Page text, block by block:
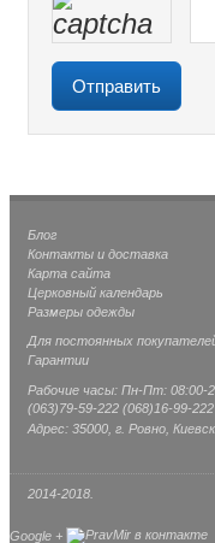
Блог
Контакты и доставка
Карта сайта
Церковный календарь
Размеры одежды
Для постоянных
Гарантии
Рабочие часы: Пн-Пт: 08:00-
(063)79-59-222 (068) 16-99-222
Адрес: 35000, г. Ровно,
2014-2018.
Google +